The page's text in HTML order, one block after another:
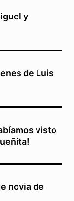
y
de Luis
visto
novia de